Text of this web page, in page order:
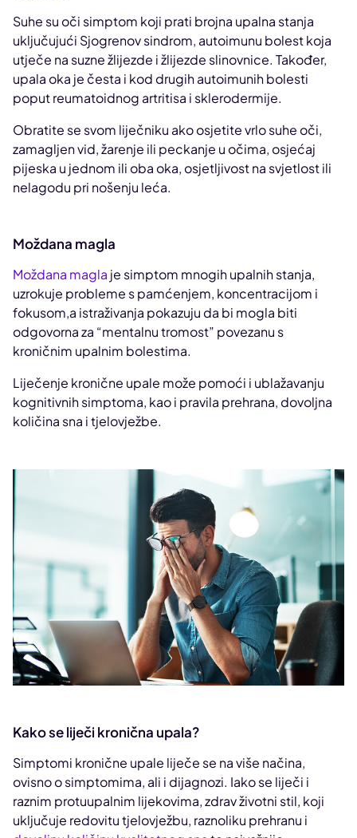
Suhe su oči simptom koji prati brojna upalna stanja
uključujući Sjogrenov sindrom, autoimunu bolest koja
utječe na suzne žlijezde i žlijezde slinovnice. Također,
upala oka je česta i kod drugih autoimunih bolesti
poput reumatoidnog artritisa i sklerodermije.
Obratite se svom liječniku ako osjetite vrlo suhe oči,
zamagljen vid, žarenje ili peckanje u očima, osjećaj
pijeska u jednom ili oba oka, osjetljivost na svjetlost ili
nelagodu pri nošenju leća.
Moždana magla
Moždana magla je simptom mnogih upalnih stanja,
uzrokuje probleme s pamćenjem, koncentracijom i
fokusom,a istraživanja pokazuju da bi mogla biti
odgovorna za “mentalnu tromost” povezanu s
kroničnim upalnim bolestima.
Liječenje kronične upale može pomoći i ublažavanju
kognitivnih simptoma, kao i pravila prehrana, dovoljna
količina sna i tjelovježbe.
Kako se liječi kronična upala?
Simptomi kronične upale liječe se na više načina,
ovisno o simptomima, ali i dijagnozi. Iako se liječi i
raznim protuupalnim lijekovima, zdrav životni stil, koji
uključuje redovitu tjelovježbu, raznoliku prehranu i